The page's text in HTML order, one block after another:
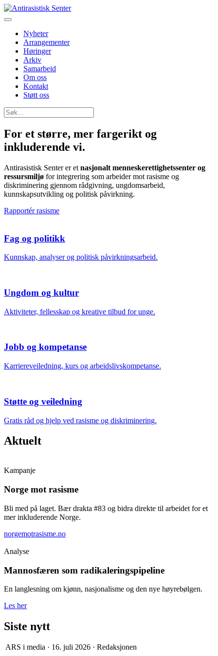
Nyheter
Arrangementer
Høringer
Arkiv
Samarbeid
Om oss
Kontakt
Støtt oss
Søk
etter:
For et større, mer fargerikt og
inkluderende vi.
Antirasistisk Senter er et nasjonalt menneskerettighetssenter og
ressursmiljø for integrering som arbeider mot rasisme og
diskriminering gjennom rådgivning, ungdomsarbeid,
kunnskapsutvikling og politisk påvirkning.
Rapportér rasisme
Fag og politikk
Kunnskap, analyser og politisk påvirkningsarbeid.
Ungdom og kultur
Aktiviteter, fellesskap og kreative tilbud for unge.
Jobb og kompetanse
Karriereveiledning, kurs og arbeidslivskompetanse.
Støtte og veiledning
Gratis råd og hjelp ved rasisme og diskriminering.
Aktuelt
Kampanje
Norge mot rasisme
Bli med på laget. Bær drakta #83 og bidra direkte til arbeidet for et
mer inkluderende Norge.
norgemotrasisme.no
Analyse
Mannosfæren som radikaleringspipeline
En langlesning om kjønn, nasjonalisme og den nye høyrebølgen.
Les her
Siste nytt
ARS i media · 16. juli 2026 · Redaksjonen